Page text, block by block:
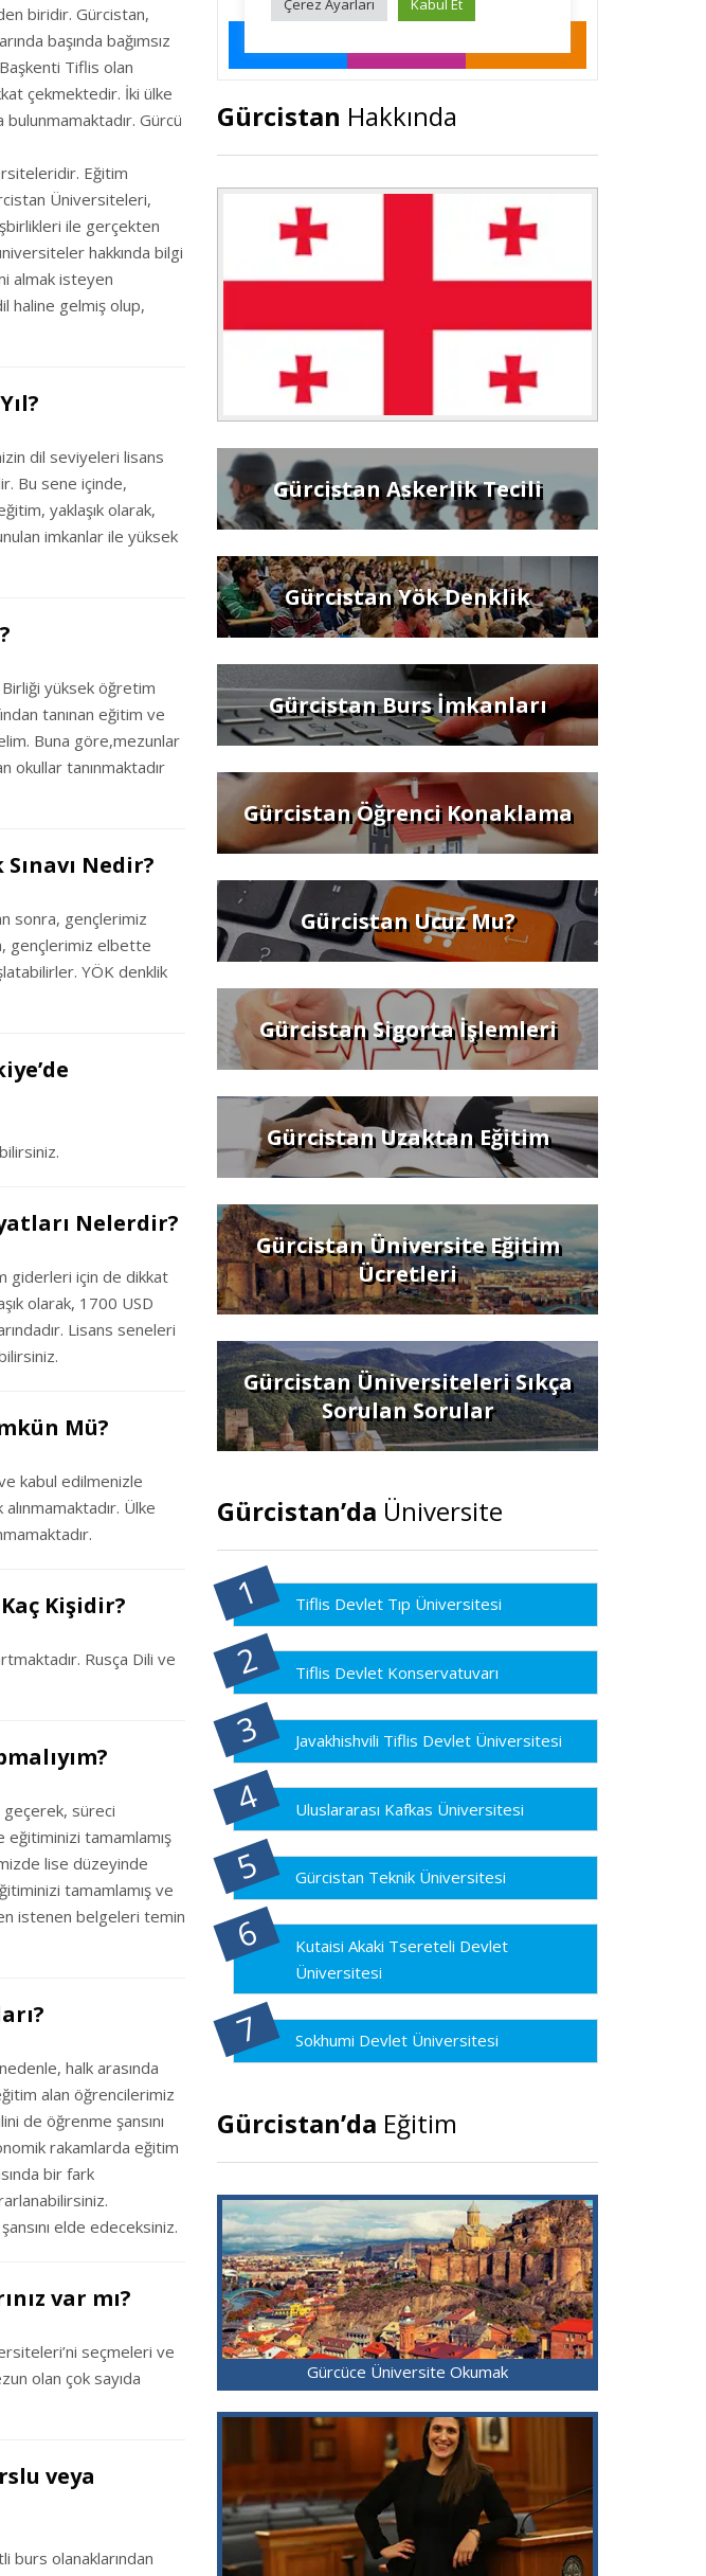
biridir. Gürcistan,
başında bağımsız
Tiflis olan
çekmektedir. İki ülke
Gürcü
Eğitim
Üniversiteleri,
ile gerçekten
hakkında bilgi
almak isteyen
haline gelmiş olup,
dil seviyeleri lisans
Bu sene içinde,
yaklaşık olarak,
imkanlar ile yüksek
yüksek öğretim
tanınan eğitim ve
Buna göre,mezunlar
okullar tanınmaktadır
Nedir?
sonra, gençlerimiz
gençlerimiz elbette
YÖK denklik
Nelerdir?
giderleri için de dikkat
olarak, 1700 USD
Lisans seneleri
Mü?
kabul edilmenizle
Ülke
Kişidir?
Rusça Dili ve
geçerek, süreci
tamamlamış
lise düzeyinde
tamamlamış ve
istenen belgeleri temin
halk arasında
alan öğrencilerimiz
de öğrenme şansını
rakamlarda eğitim
bir fark
elde edeceksiniz.
var mı?
seçmeleri ve
olan çok sayıda
veya
burs olanaklarından
Gürcistan Hakkında
Gürcistan Askerlik Tecili
Gürcistan Yök Denklik
Gürcistan Burs İmkanları
Gürcistan Öğrenci Konaklama
Gürcistan Ucuz Mu?
Gürcistan Sigorta İşlemleri
Gürcistan Uzaktan Eğitim
Gürcistan Üniversite Eğitim
Ücretleri
Gürcistan Üniversiteleri Sıkça
Sorulan Sorular
Gürcistan’da Üniversite
Tiflis Devlet Tıp Üniversitesi
Tiflis Devlet Konservatuvarı
Javakhishvili Tiflis Devlet Üniversitesi
Uluslararası Kafkas Üniversitesi
Gürcistan Teknik Üniversitesi
Kutaisi Akaki Tsereteli Devlet
Üniversitesi
Sokhumi Devlet Üniversitesi
Gürcistan’da Eğitim
Gürcüce Üniversite Okumak